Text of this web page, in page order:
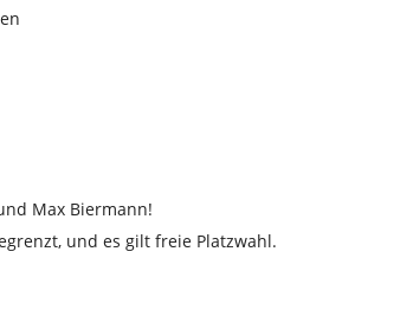
Max Biermann!
und es gilt freie Platzwahl.